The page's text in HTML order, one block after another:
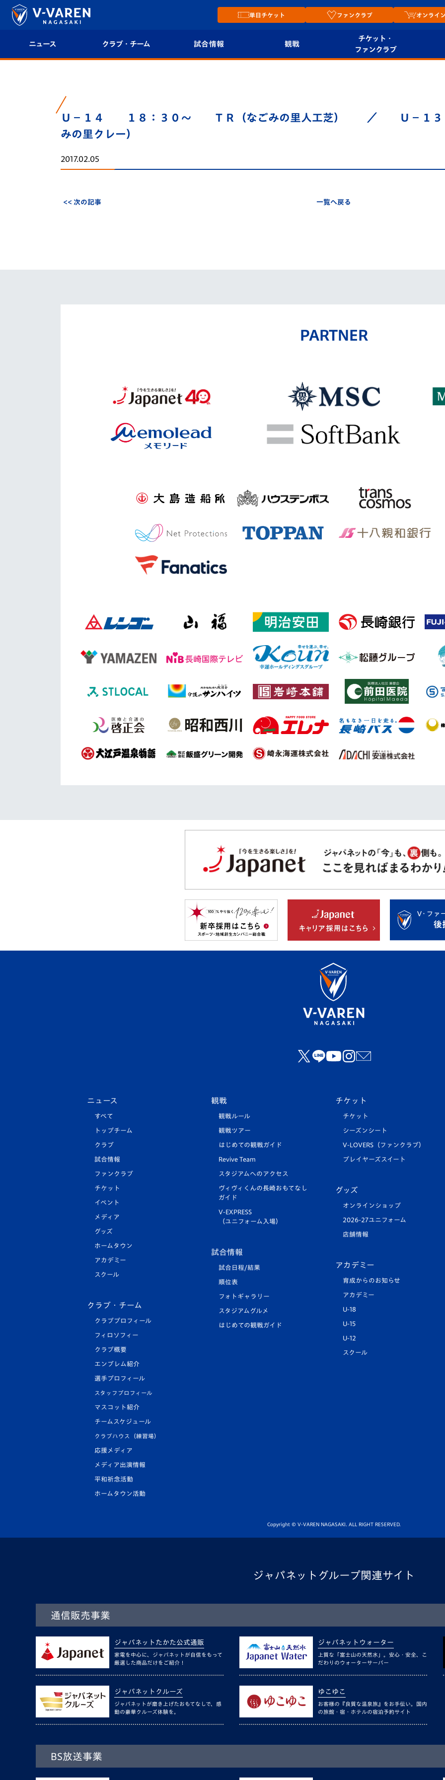
単日チケット ファンクラブ オンライン
ニュース クラブ・チーム
クラブ概要
選手プロフィール
スタッフプロフィール
試合情報
順位表
フォトギャラリー
観戦
セス
チケット・
ファンクラブ
プレイヤーズスイート
Ｕ－１４ １８：３０～ ＴＲ（なごみの里人工芝） ／ Ｕ－１
みの里クレー）
2017.02.05
<< 次の記事 一覧へ戻る
PARTNER
ニュース
すべて
トップチーム
クラブ
試合情報
ファンクラブ
チケット
イベント
メディア
グッズ
ホームタウン
アカデミー
スクール
クラブ・チーム
クラブプロフィール
フィロソフィー
クラブ概要
エンブレム紹介
選手プロフィール
スタッフプロフィール
マスコット紹介
チームスケジュール
クラブハウス（練習場）
応援メディア
メディア出演情報
平和祈念活動
ホームタウン活動
観戦
観戦ルール
観戦ツアー
はじめての観戦ガイド
Revive Team
スタジアムへのアクセス
ヴィヴィくんの長崎おもてなし
ガイド
V-EXPRESS
（ユニフォーム入場）
試合情報
試合日程/結果
順位表
フォトギャラリー
スタジアムグルメ
はじめての観戦ガイド
チケット
チケット
シーズンシート
V-LOVERS（ファンクラブ）
プレイヤーズスイート
グッズ
オンラインショップ
2026-27ユニフォーム
店舗情報
アカデミー
育成からのお知らせ
アカデミー
U-18
U-15
U-12
スクール
Copyright © V-VAREN NAGASAKI. ALL RIGHT RESERVED.
ジャパネットグループ関連サイト
通信販売事業
ジャパネットたかた公式通販
家電を中心に、ジャパネットが自信をもって
厳選した商品だけをご紹介！
ジャパネットウォーター
上質な「富士山の天然水」。安心・安全、こ
だわりのウォーターサーバー
ジャパネットクルーズ
ジャパネットが磨き上げたおもてなしで、感
動の豪華クルーズ体験を。
ゆこゆこ
お客様の『良質な温泉旅』をお手伝い。国内
の旅館・宿・ホテルの宿泊予約サイト
BS放送事業